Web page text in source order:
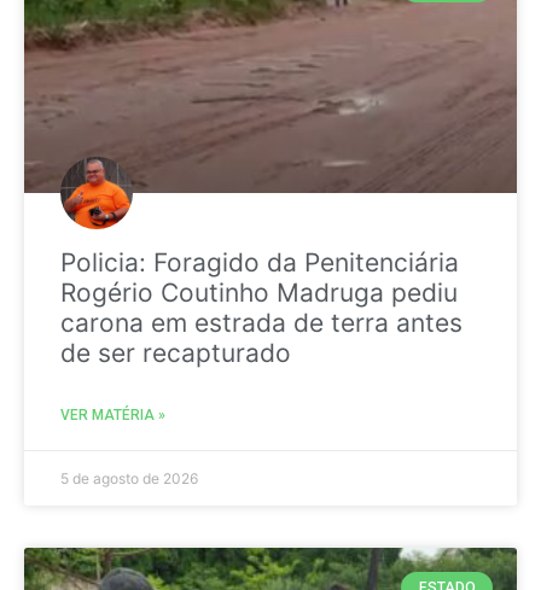
Policia: Foragido da Penitenciária
Rogério Coutinho Madruga pediu
carona em estrada de terra antes
de ser recapturado
VER MATÉRIA »
5 de agosto de 2026